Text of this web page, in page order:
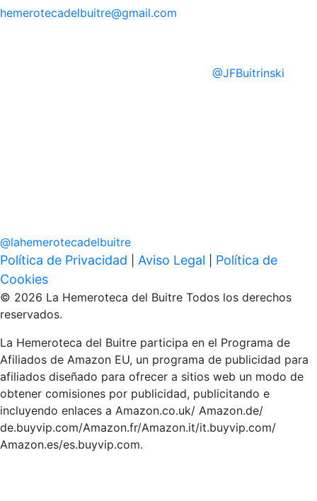
hemerotecadelbuitre@gmail.com
@JFBuitrinski
@lahemerotecadelbuitre
Política de Privacidad Aviso Legal
Política de
Cookies
© 2026 La Hemeroteca del Buitre Todos los derechos
reservados.
La Hemeroteca del Buitre participa en el Programa de
Afiliados de Amazon EU, un programa de publicidad para
afiliados diseñado para ofrecer a sitios web un modo de
obtener comisiones por publicidad, publicitando e
incluyendo enlaces a Amazon.co.uk/ Amazon.de/
de.buyvip.com/Amazon.fr/Amazon.it/it.buyvip.com/
Amazon.es/es.buyvip.com.